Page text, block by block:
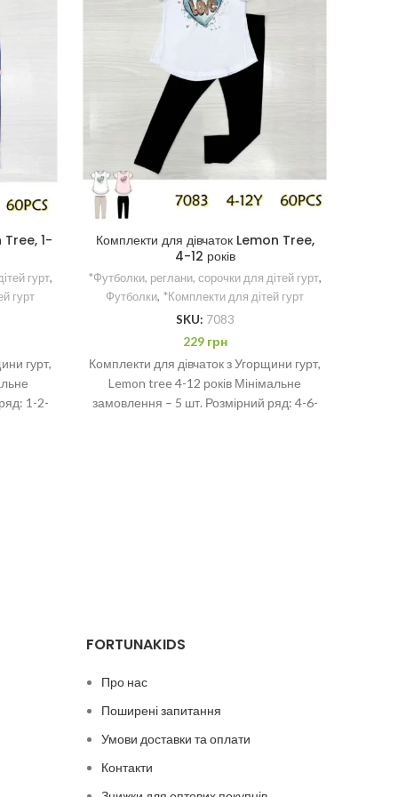
Tree, 1-
гурт,
гурт
гурт,
1-2-
Комплекти для дівчаток Lemon Tree,
4-12 років
*Футболки, реглани, сорочки для дітей гурт,
Футболки, *Комплекти для дітей гурт
SKU: 7083
229 грн
Комплекти для дівчаток з Угорщини гурт,
Lemon tree 4-12 років Мінімальне
замовлення – 5 шт. Розмірний ряд: 4-6-
FORTUNAKIDS
Про нас
Поширені запитання
Умови доставки та оплати
Контакти